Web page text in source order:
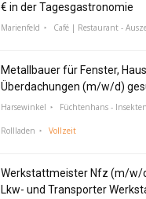
€ in der Tagesgastronomie
Marienfeld Café | Restaurant -
Metallbauer für Fenster,
Überdachungen (m/w/d)
Harsewinkel Füchtenhans -
Rollladen Vollzeit
Werkstattmeister Nfz (m/w/
Lkw- und Transporter